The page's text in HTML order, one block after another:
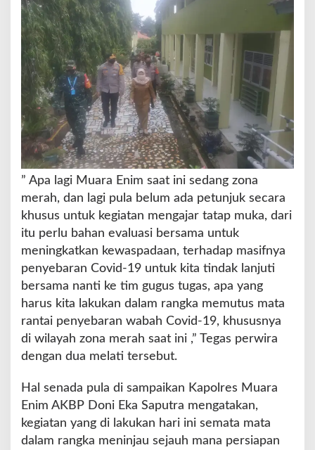
” Apa lagi Muara Enim saat ini sedang zona
merah, dan lagi pula belum ada petunjuk secara
khusus untuk kegiatan mengajar tatap muka, dari
itu perlu bahan evaluasi bersama untuk
meningkatkan kewaspadaan, terhadap masifnya
penyebaran Covid-19 untuk kita tindak lanjuti
bersama nanti ke tim gugus tugas, apa yang
harus kita lakukan dalam rangka memutus mata
rantai penyebaran wabah Covid-19, khususnya
di wilayah zona merah saat ini ,” Tegas perwira
dengan dua melati tersebut.
Hal senada pula di sampaikan Kapolres Muara
Enim AKBP Doni Eka Saputra mengatakan,
kegiatan yang di lakukan hari ini semata mata
dalam rangka meninjau sejauh mana persiapan